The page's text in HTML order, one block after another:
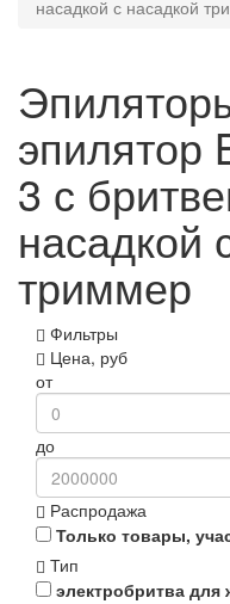
насадкой с насадкой
эпилятор
3 с
насадкой
триммер
Фильтры
Цена, руб
от
до
Распродажа
Только товары,
Тип
электробритва для